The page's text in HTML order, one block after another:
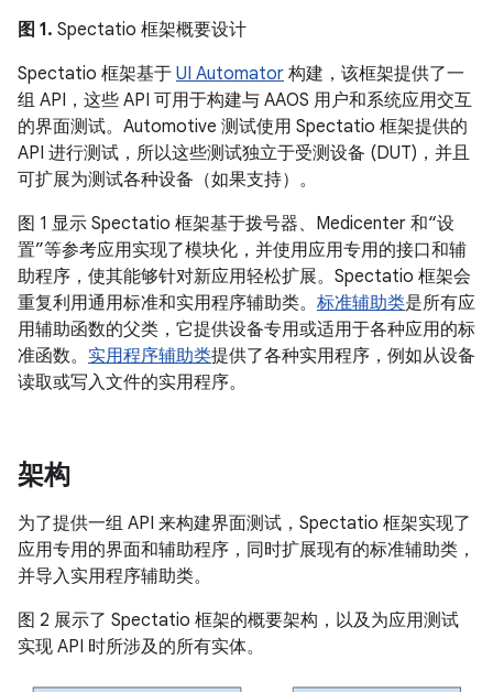
图 1. Spectatio 框架概要设计
Spectatio 框架基于 UI Automator 构建，该框架提供了一
组 API，这些 API 可用于构建与 AAOS 用户和系统应用交互
的界面测试。Automotive 测试使用 Spectatio 框架提供的
API 进行测试，所以这些测试独立于受测设备 (DUT)，并且
可扩展为测试各种设备（如果支持）。
图 1 显示 Spectatio 框架基于拨号器、Medicenter 和“设
置”等参考应用实现了模块化，并使用应用专用的接口和辅
助程序，使其能够针对新应用轻松扩展。Spectatio 框架会
重复利用通用标准和实用程序辅助类。 标准辅助类是所有应
用辅助函数的父类，它提供设备专用或适用于各种应用的标
准函数。 实用程序辅助类提供了各种实用程序，例如从设备
读取或写入文件的实用程序。
架构
为了提供一组 API 来构建界面测试，Spectatio 框架实现了
应用专用的界面和辅助程序，同时扩展现有的标准辅助类，
并导入实用程序辅助类。
图 2 展示了 Spectatio 框架的概要架构，以及为应用测试
实现 API 时所涉及的所有实体。